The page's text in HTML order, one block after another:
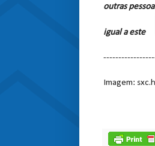
outras
igual a este
Imagem: